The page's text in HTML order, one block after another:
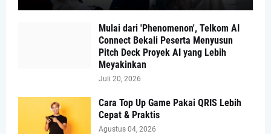
Mulai dari 'Phenomenon', Telkom AI
Connect Bekali Peserta Menyusun
Pitch Deck Proyek AI yang Lebih
Meyakinkan
Juli 20, 2026
Cara Top Up Game Pakai QRIS Lebih
Cepat & Praktis
Agustus 04, 2026